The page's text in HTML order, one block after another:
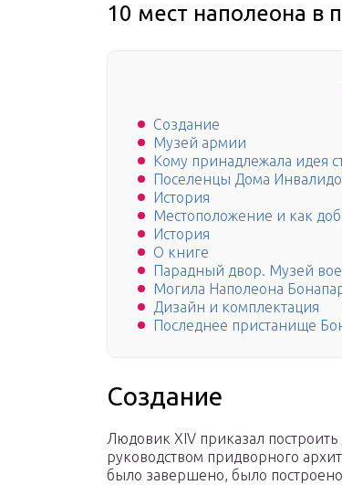
10 мест наполеона в
Создание
Музей армии
Кому принадлежала идея
Поселенцы Дома
История
Местоположение и как
История
О книге
Парадный двор. Музей
Могила Наполеона
Дизайн и комплектация
Последнее пристанище
Создание
Людовик XIV приказал
руководством придворного
было завершено, было